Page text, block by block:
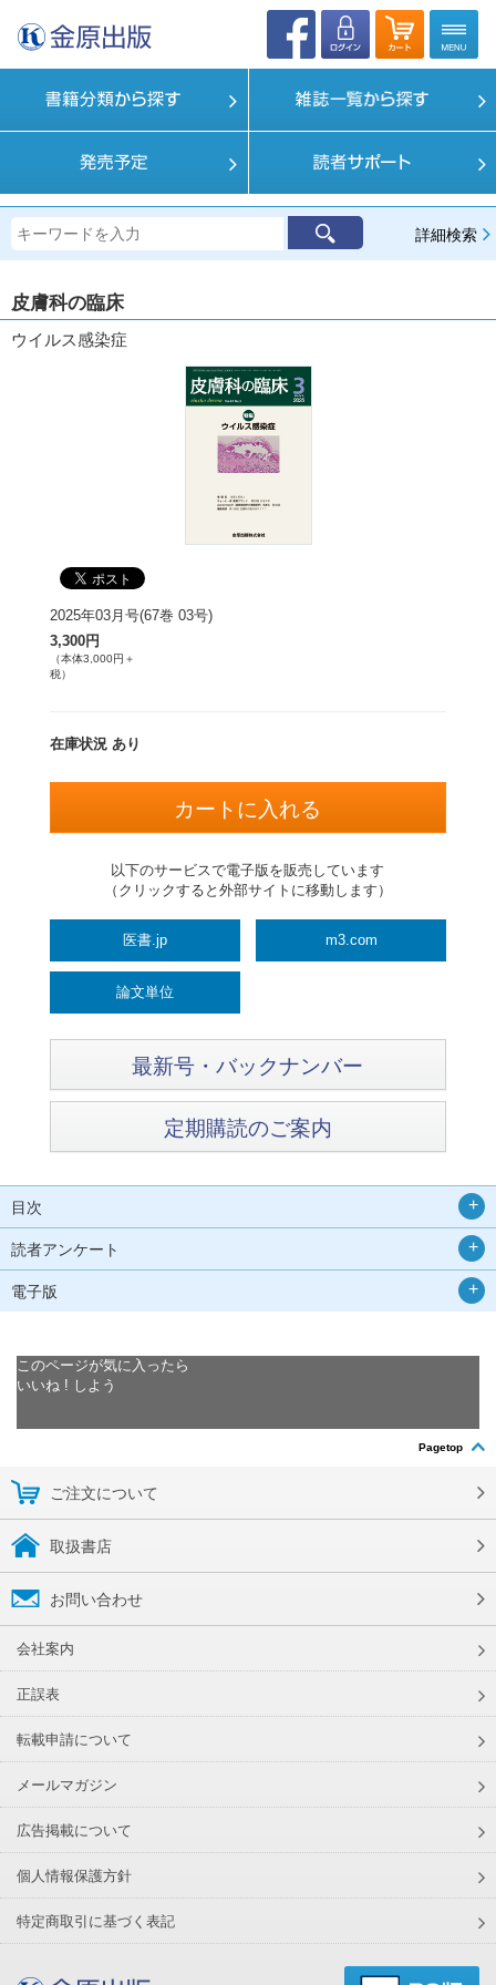
詳細検索
皮膚科の臨床
ウイルス感染症
2025年03月号(67巻 03号)
3,300円
（本体3,000円＋
税）
在庫状況 あり
以下のサービスで電子版を販売しています
（クリックすると外部サイトに移動します）
医書.jp m3.com
論文単位
最新号・バックナンバー
定期購読のご案内
目次
読者アンケート
電子版
このページが気に入ったら
いいね ! しよう
Pagetop
ご注文について
取扱書店
お問い合わせ
会社案内
正誤表
転載申請について
メールマガジン
広告掲載について
個人情報保護方針
特定商取引に基づく表記